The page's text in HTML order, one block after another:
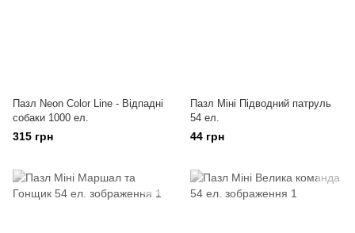
Пазл Neon Color Line - Відпадні
собаки 1000 ел.
315 грн
Пазл Міні Підводний патруль
54 ел.
44 грн